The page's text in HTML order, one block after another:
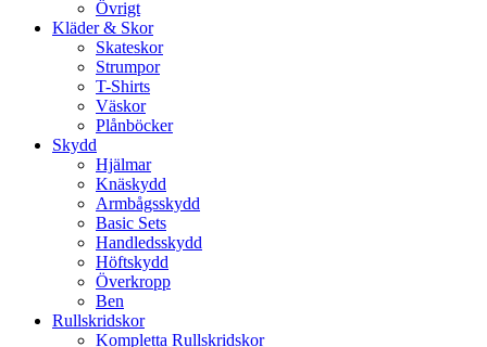
Övrigt
Kläder & Skor
Skateskor
Strumpor
T-Shirts
Väskor
Plånböcker
Skydd
Hjälmar
Knäskydd
Armbågsskydd
Basic Sets
Handledsskydd
Höftskydd
Överkropp
Ben
Rullskridskor
Kompletta Rullskridskor